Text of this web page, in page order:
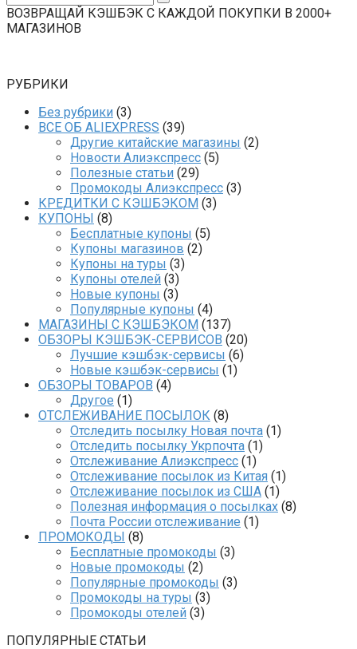
ВОЗВРАЩАЙ КЭШБЭК С КАЖДОЙ ПОКУПКИ В 2000+
МАГАЗИНОВ
РУБРИКИ
Без рубрики (3)
ВСЕ ОБ ALIEXPRESS (39)
Другие китайские магазины (2)
Новости Алиэкспресс (5)
Полезные статьи (29)
Промокоды Алиэкспресс (3)
КРЕДИТКИ С КЭШБЭКОМ (3)
КУПОНЫ (8)
Бесплатные купоны (5)
Купоны магазинов (2)
Купоны на туры (3)
Купоны отелей (3)
Новые купоны (3)
Популярные купоны (4)
МАГАЗИНЫ С КЭШБЭКОМ (137)
ОБЗОРЫ КЭШБЭК-СЕРВИСОВ (20)
Лучшие кэшбэк-сервисы (6)
Новые кэшбэк-сервисы (1)
ОБЗОРЫ ТОВАРОВ (4)
Другое (1)
ОТСЛЕЖИВАНИЕ ПОСЫЛОК (8)
Отследить посылку Новая почта (1)
Отследить посылку Укрпочта (1)
Отслеживание Алиэкспресс (1)
Отслеживание посылок из Китая (1)
Отслеживание посылок из США (1)
Полезная информация о посылках (8)
Почта России отслеживание (1)
ПРОМОКОДЫ (8)
Бесплатные промокоды (3)
Новые промокоды (2)
Популярные промокоды (3)
Промокоды на туры (3)
Промокоды отелей (3)
ПОПУЛЯРНЫЕ СТАТЬИ